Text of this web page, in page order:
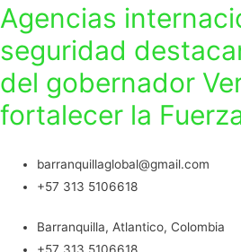
Agencias
seguridad
del gobernador
fortalecer la
barranquillaglobal@gmail.com
+57 313 5106618
Barranquilla, Atlantico, Colombia